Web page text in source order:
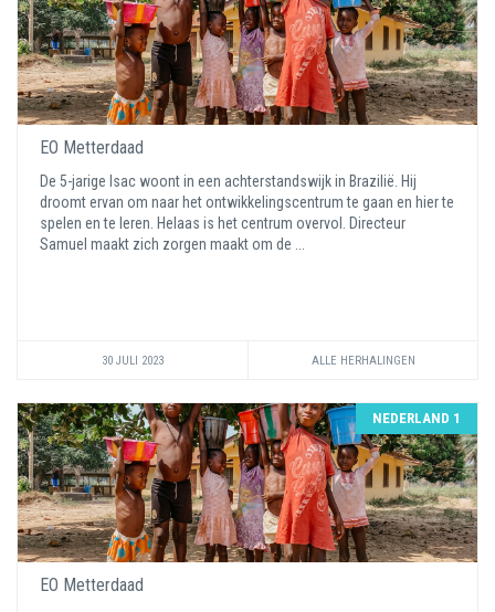
EO Metterdaad
De 5-jarige Isac woont in een achterstandswijk in Brazilië. Hij
droomt ervan om naar het ontwikkelingscentrum te gaan en hier te
spelen en te leren. Helaas is het centrum overvol. Directeur
Samuel maakt zich zorgen maakt om de ...
30 JULI 2023 ALLE HERHALINGEN
NEDERLAND 1
EO Metterdaad